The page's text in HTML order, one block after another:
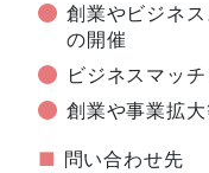
創業やビジネ
の開催
ビジネスマッ
創業や事業拡
■ 問い合わせ先